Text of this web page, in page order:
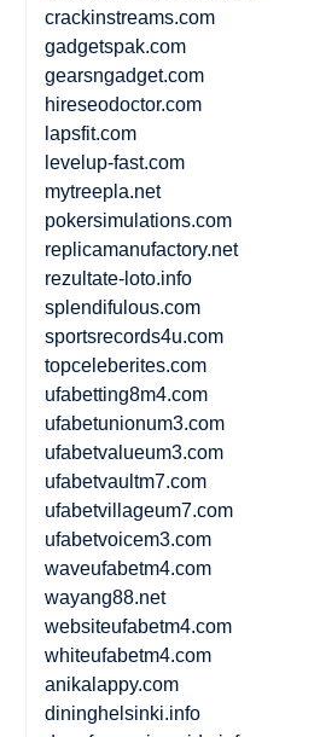
crackinstreams.com
gadgetspak.com
gearsngadget.com
hireseodoctor.com
lapsfit.com
levelup-fast.com
mytreepla.net
pokersimulations.com
replicamanufactory.net
rezultate-loto.info
splendifulous.com
sportsrecords4u.com
topceleberites.com
ufabetting8m4.com
ufabetunionum3.com
ufabetvalueum3.com
ufabetvaultm7.com
ufabetvillageum7.com
ufabetvoicem3.com
waveufabetm4.com
wayang88.net
websiteufabetm4.com
whiteufabetm4.com
anikalappy.com
dininghelsinki.info